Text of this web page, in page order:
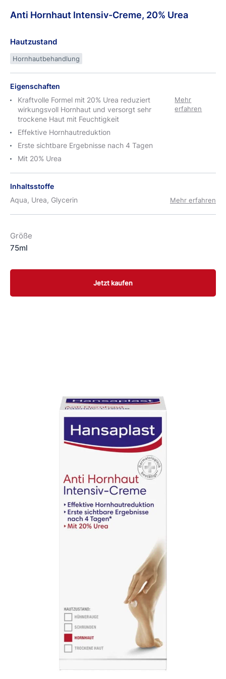
Anti Hornhaut Intensiv-Creme, 20% Urea
Hautzustand
Hornhautbehandlung
Eigenschaften
Kraftvolle Formel mit 20% Urea reduziert
wirkungsvoll Hornhaut und versorgt sehr
trockene Haut mit Feuchtigkeit
Effektive Hornhautreduktion
Erste sichtbare Ergebnisse nach 4 Tagen
Mit 20% Urea
Mehr
erfahren
Inhaltsstoffe
Aqua, Urea, Glycerin
Mehr erfahren
Größe
75ml
Jetzt kaufen